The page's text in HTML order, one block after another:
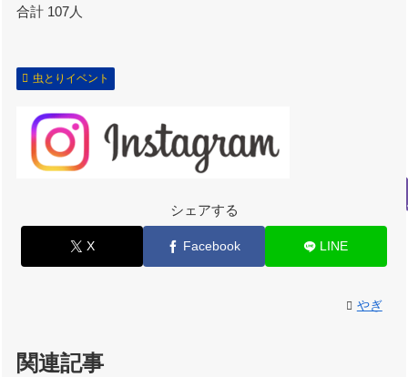
合計 107人
虫とりイベント
シェアする
X Facebook LINE
やぎ
関連記事